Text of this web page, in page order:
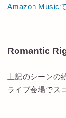
Amazon Music
Romantic
上記のシーンの
ライブ会場でス